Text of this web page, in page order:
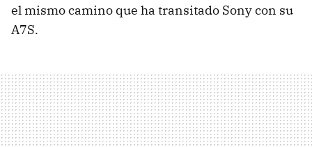
el mismo camino que ha transitado Sony con su
A7S.